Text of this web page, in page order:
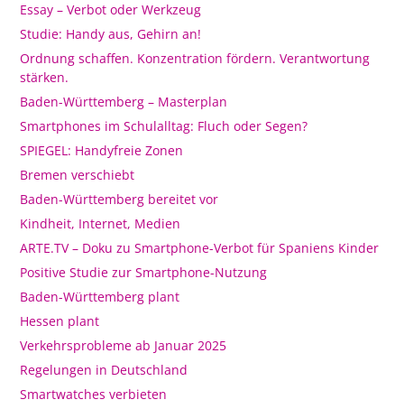
Essay – Verbot oder Werkzeug
Studie: Handy aus, Gehirn an!
Ordnung schaffen. Konzentration fördern. Verantwortung
stärken.
Baden-Württemberg – Masterplan
Smartphones im Schulalltag: Fluch oder Segen?
SPIEGEL: Handyfreie Zonen
Bremen verschiebt
Baden-Württemberg bereitet vor
Kindheit, Internet, Medien
ARTE.TV – Doku zu Smartphone-Verbot für Spaniens Kinder
Positive Studie zur Smartphone-Nutzung
Baden-Württemberg plant
Hessen plant
Verkehrsprobleme ab Januar 2025
Regelungen in Deutschland
Smartwatches verbieten